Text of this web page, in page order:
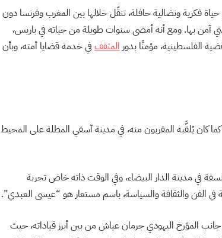
فكرية ونضالية حافلة، تنقّل خلالها بين المغرب وفرنسا دون
آمن بها. ومع أنه أمضى سنوات طويلة من حياته في باريس،
الفلسطينية، مؤمنًا بدور المثقف في خدمة قضايا أمته، وبأن
كان يُلقَّبه المقربون منه، في مدينة آسفي المطلة على المحيط
في مدينة الدار البيضاء، وفي الوقت ذاته خاض تجربة
في الفن والثقافة والسياسة، باسم مستعار هو “عيسى العبدي”.
إلى جانب المؤرخ اليهودي جرمان عياش من بين أبرز قياداته، حيث